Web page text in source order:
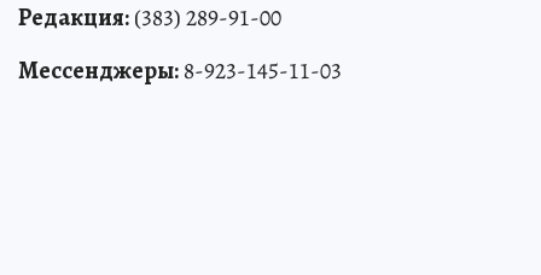
Редакция:(383) 289-91-00
Мессенджеры:8-923-145-11-03